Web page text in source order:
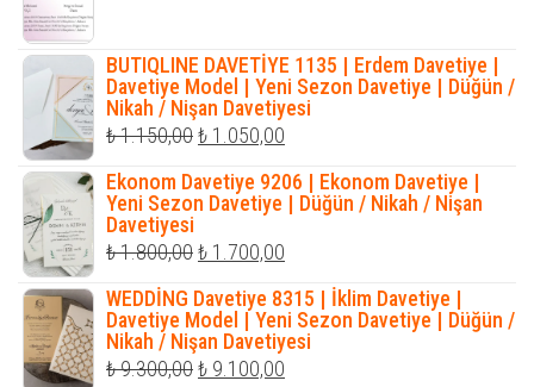
₺ 1.950,00.
BUTIQLINE DAVETİYE 1135 | Erdem Davetiye |
Davetiye Model | Yeni Sezon Davetiye | Düğün /
Nikah / Nişan Davetiyesi
₺1.150,00Orijinal
₺ 1.150,00.
₺ 1.050,00
andaki
fiyat:
Ekonom Davetiye 9206 | Ekonom Davetiye |
Yeni Sezon Davetiye | Düğün / Nikah / Nişan
Davetiyesi
₺1.800,00Orijinal
₺ 1.800,00.
₺ 1.700,00
andaki
fiyat:
₺ 1.700,00.
WEDDİNG Davetiye 8315 | İklim Davetiye |
Davetiye Model | Yeni Sezon Davetiye | Düğün /
Nikah / Nişan Davetiyesi
₺9.300,00Orijinal
₺ 9.100,00